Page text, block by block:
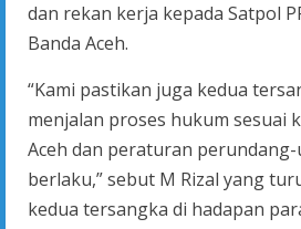
dan rekan kerja kepada Satpol
Banda Aceh.
“Kami pastikan juga kedua
menjalan proses hukum sesuai
Aceh dan peraturan
berlaku,” sebut M Rizal yang
kedua tersangka di hadapan